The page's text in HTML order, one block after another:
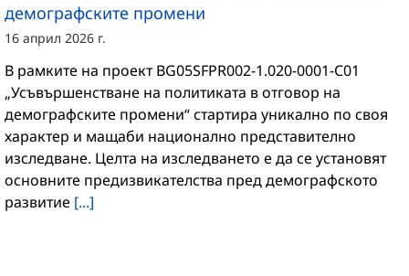
демографските промени
16 април 2026 г.
В рамките на проект BG05SFPR002-1.020-0001-C01
„Усъвършенстване на политиката в отговор на
демографските промени“ стартира уникално по своя
характер и мащаби национално представително
изследване. Целта на изследването е да се установят
основните предизвикателства пред демографското
развитие [...]